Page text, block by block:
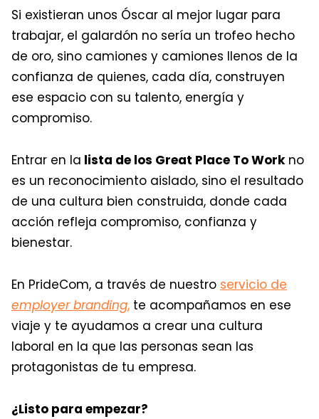
Si existieran unos Óscar al mejor lugar para
trabajar, el galardón no sería un trofeo hecho
de oro, sino camiones y camiones llenos de la
confianza de quienes, cada día, construyen
ese espacio con su talento, energía y
compromiso.
Entrar en la lista de los Great Place To Workno
es un reconocimiento aislado, sino el resultado
de una cultura bien construida, donde cada
acción refleja compromiso, confianza y
bienestar.
En PrideCom, a través de nuestro servicio de
employer branding, te acompañamos en ese
viaje y te ayudamos a crear una cultura
laboral en la que las personas sean las
protagonistas de tu empresa.
¿Listo para empezar?